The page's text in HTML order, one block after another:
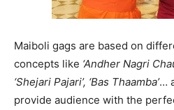
Maiboli gags are based on
concepts like ‘Andher Nagri
‘Shejari Pajari’, ‘Bas Thaamba’…
provide audience with the